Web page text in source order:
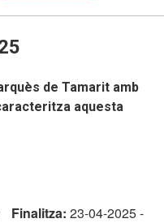
de Tamarit amb
aquesta
Finalitza: 23-04-2025 -